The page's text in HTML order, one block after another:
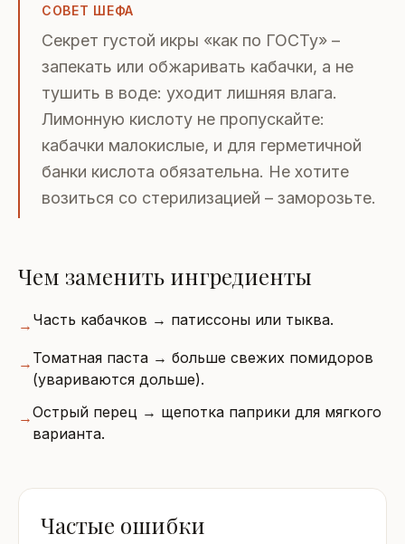
СОВЕТ ШЕФА
Секрет густой икры «как по ГОСТу» –
запекать или обжаривать кабачки, а не
тушить в воде: уходит лишняя влага.
Лимонную кислоту не пропускайте:
кабачки малокислые, и для герметичной
банки кислота обязательна. Не хотите
возиться со стерилизацией – заморозьте.
Чем заменить ингредиенты
→ Часть кабачков → патиссоны или тыква.
→ Томатная паста → больше свежих помидоров
(увариваются дольше).
→Острый перец → щепотка паприки для мягкого
варианта.
Частые ошибки